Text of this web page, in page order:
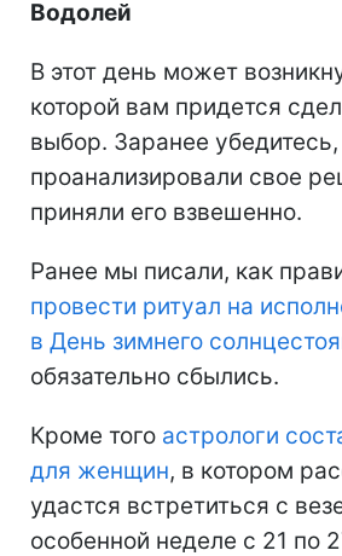
Водолей
В этот день может
которой вам придется
выбор. Заранее
проанализировали свое
приняли его взвешенно.
Ранее мы писали, как
провести ритуал на
в День зимнего
обязательно сбылись.
Кроме того астрологи
для женщин, в котором
удастся встретиться с
особенной неделе с 21 по